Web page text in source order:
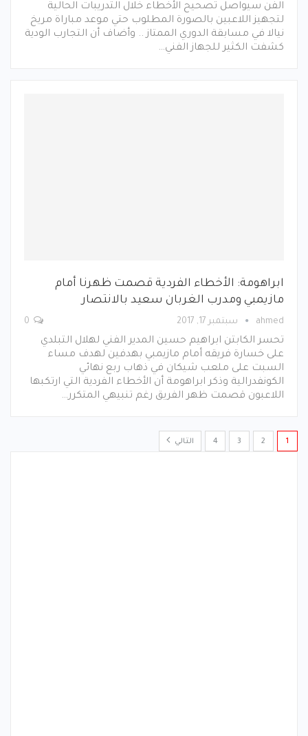
الفن سيواصل تصحيح الأخطاء خلال التدريبات الحالية
لتجهيز اللاعبين بالصورة المطلوب حتي موعد مباراة مريخ
نيالا في مسابقة الدوري الممتاز .. وأضاف أن التجارب الودية
كشفت الكثير للجهاز الفني…
ابراهومة: الأخطاء الفردية قصمت ظهرنا أمام
مازيمبي ومدرب الغربان سعيد بالانتصار
ahmed سبتمبر 17, 2017
تحسر الكابتن ابراهيم حسين المدير الفني لهلال التبلدي
على خسارة فريقه أمام مازيمبي بهدفين لهدف مساء
السبت على ملعب شيكان في ذهاب ربع نهائي
الكونفدرالية وذكر ابراهومة أن الأخطاء الفردية التي ارتكبها
اللاعبون قصمت ظهر الفريق رغم تنبيهي المتكرر…
1
2
3
4 التالي